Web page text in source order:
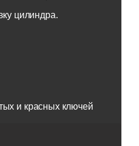
цилиндра.
и красных ключей